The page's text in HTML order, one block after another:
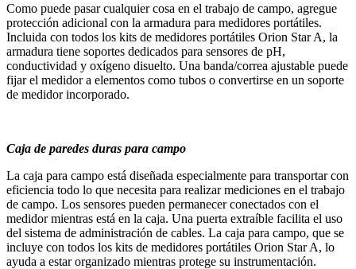
Como puede pasar cualquier cosa en el trabajo de campo, agregue
protección adicional con la armadura para medidores portátiles.
Incluida con todos los kits de medidores portátiles Orion Star A, la
armadura tiene soportes dedicados para sensores de pH,
conductividad y oxígeno disuelto. Una banda/correa ajustable puede
fijar el medidor a elementos como tubos o convertirse en un soporte
de medidor incorporado.
Caja de paredes duras para campo
La caja para campo está diseñada especialmente para transportar con
eficiencia todo lo que necesita para realizar mediciones en el trabajo
de campo. Los sensores pueden permanecer conectados con el
medidor mientras está en la caja. Una puerta extraíble facilita el uso
del sistema de administración de cables. La caja para campo, que se
incluye con todos los kits de medidores portátiles Orion Star A, lo
ayuda a estar organizado mientras protege su instrumentación.